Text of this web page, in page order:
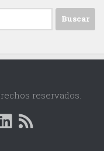
reservados.